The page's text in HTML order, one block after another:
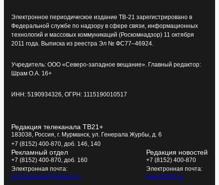
Электронное периодическое издание ТВ-21 зарегистрировано в
Федеральной службе по надзору в сфере связи, информационных
технологий и массовых коммуникаций (Роскомнадзор) 11 октября
2011 года. Выписка из реестра Эл № ФС77–46924.
Учредитель: ООО «Северо-западное вещание». Главный редактор:
Шрам О.А. 16+
ИНН: 5190934326, ОГРН: 1115190010517
Редакция телеканала ТВ21+
183038, Россия, г. Мурманск, ул. Генерала Журбы, д. 6
+7 (8152) 400-870, доб. 146, 140
Рекламный отдел
+7 (8152) 400-870, доб. 160
Электронная почта:
tv21kompania@yandex.ru
Редакция новостей
+7 (8152) 400-870
Электронная почта:
news@tv21.ru